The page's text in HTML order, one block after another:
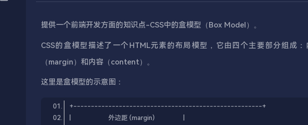
提供一个前端开发方面的知识点-CSS中的盒模型（Box Model）。
CSS的盒模型描述了一个HTML元素的布局模型，它由四个主要部分组成
（margin）和内容（content）。
这里是盒模型的示意图：